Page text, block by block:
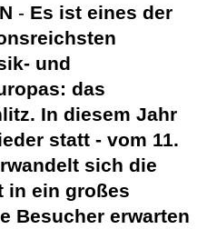
- Es ist eines der
und
das
In diesem Jahr
statt - vom 11.
sich die
in ein großes
Besucher erwarten